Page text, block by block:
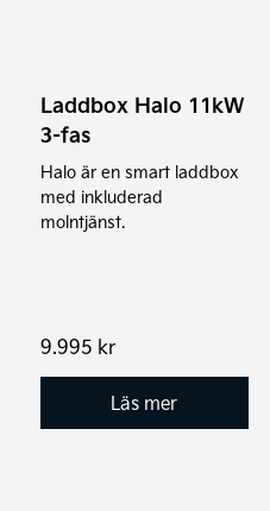
Laddbox Halo 11kW
3-fas
Halo är en smart laddbox
med inkluderad
molntjänst.
9.995 kr
Läs mer